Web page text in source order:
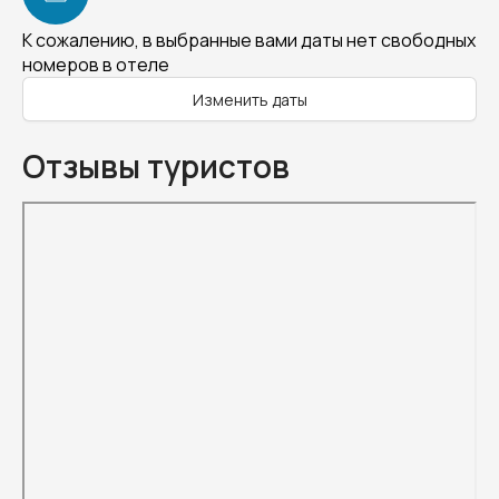
К сожалению, в выбранные вами даты нет свободных
номеров в отеле
Изменить даты
Отзывы туристов